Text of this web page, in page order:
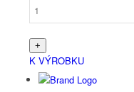
K VÝROBKU